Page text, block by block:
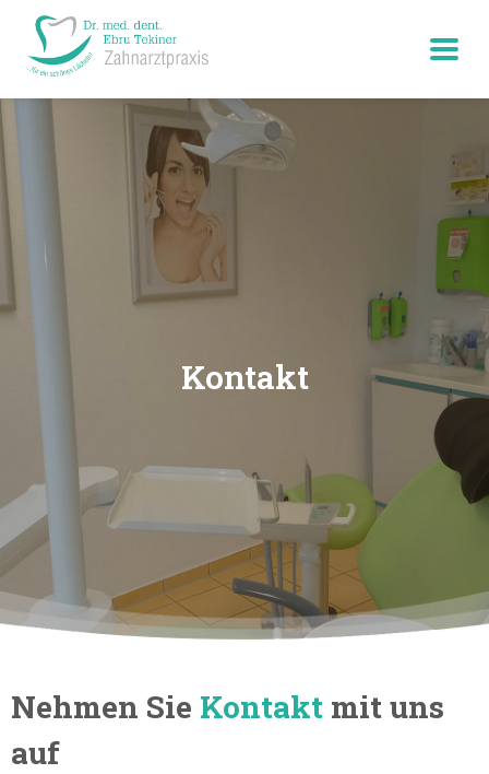
Kontakt
Nehmen Sie Kontakt mit uns
auf